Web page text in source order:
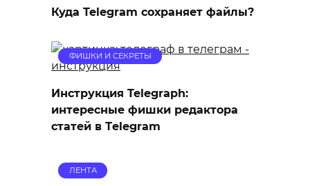
Куда Telegram сохраняет файлы?
ФИШКИ И СЕКРЕТЫ
Инструкция Telegraph:
интересные фишки редактора
статей в Тelegram
ЛЕНТА